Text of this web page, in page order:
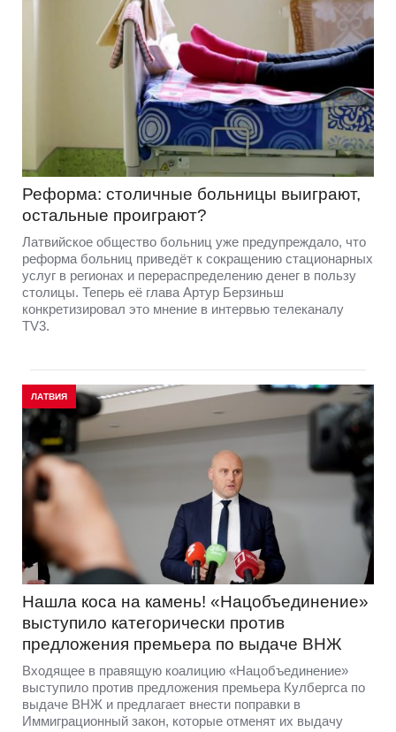
Реформа: столичные больницы выиграют,
остальные проиграют?
Латвийское общество больниц уже предупреждало, что
реформа больниц приведёт к сокращению стационарных
услуг в регионах и перераспределению денег в пользу
столицы. Теперь её глава Артур Берзиньш
конкретизировал это мнение в интервью телеканалу
TV3.
ЛАТВИЯ
Нашла коса на камень! «Нацобъединение»
выступило категорически против
предложения премьера по выдаче ВНЖ
Входящее в правящую коалицию «Нацобъединение»
выступило против предложения премьера Кулбергса по
выдаче ВНЖ и предлагает внести поправки в
Иммиграционный закон, которые отменят их выдачу